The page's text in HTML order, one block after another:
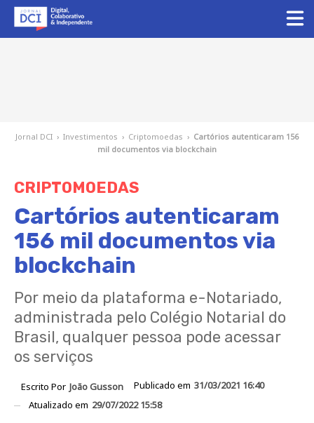
Jornal DCI › Investimentos › Criptomoedas › Cartórios autenticaram 156
mil documentos via blockchain
CRIPTOMOEDAS
Cartórios autenticaram
156 mil documentos via
blockchain
Por meio da plataforma e-Notariado,
administrada pelo Colégio Notarial do
Brasil, qualquer pessoa pode acessar
os serviços
Escrito Por João Gusson Publicado em 31/03/2021 16:40
Atualizado em 29/07/2022 15:58